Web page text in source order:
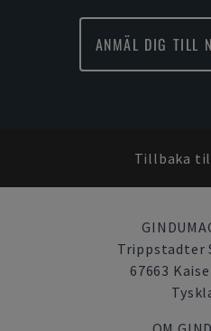
ANMÄL DIG TILL
Tillbaka
Trippstadter
67663